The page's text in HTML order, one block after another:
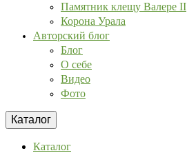
Памятник клещу Валере II
Корона Урала
Авторский блог
Блог
О себе
Видео
Фото
Каталог
Каталог